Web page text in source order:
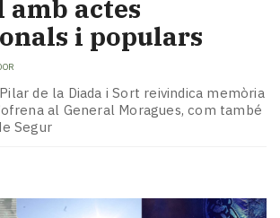
amb actes
i populars
de la Diada i Sort reivindica memòria
al General Moragues, com també
Segur